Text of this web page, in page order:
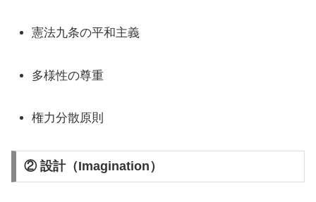
憲法九条の平和主義
多様性の尊重
権力分散原則
② 設計（Imagination）